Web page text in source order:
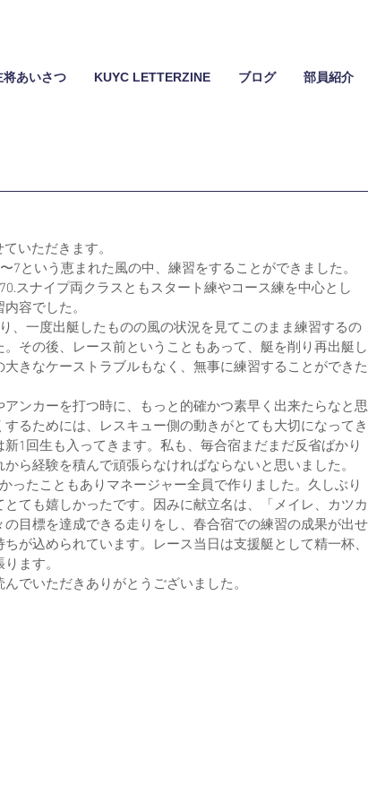
将あいさつ KUYC LETTERZINE ブログ 部員紹介
いただきます。
7という恵まれた風の中、練習をすることができました。
スナイプ両クラスともスタート練やコース練を中心とし
容でした。
、一度出艇したものの風の状況を見てこのまま練習するの
その後、レース前ということもあって、艇を削り再出艇し
きなケーストラブルもなく、無事に練習することができた
ンカーを打つ時に、もっと的確かつ素早く出来たらなと思
るためには、レスキュー側の動きがとても大切になってき
1回生も入ってきます。私も、毎合宿まだまだ反省ばかり
ら経験を積んで頑張らなければならないと思いました。
ったこともありマネージャー全員で作りました。久しぶり
ても嬉しかったです。因みに献立名は、「メイレ、カツカ
目標を達成できる走りをし、春合宿での練習の成果が出せ
が込められています。レース当日は支援艇として精一杯、
ます。
でいただきありがとうございました。